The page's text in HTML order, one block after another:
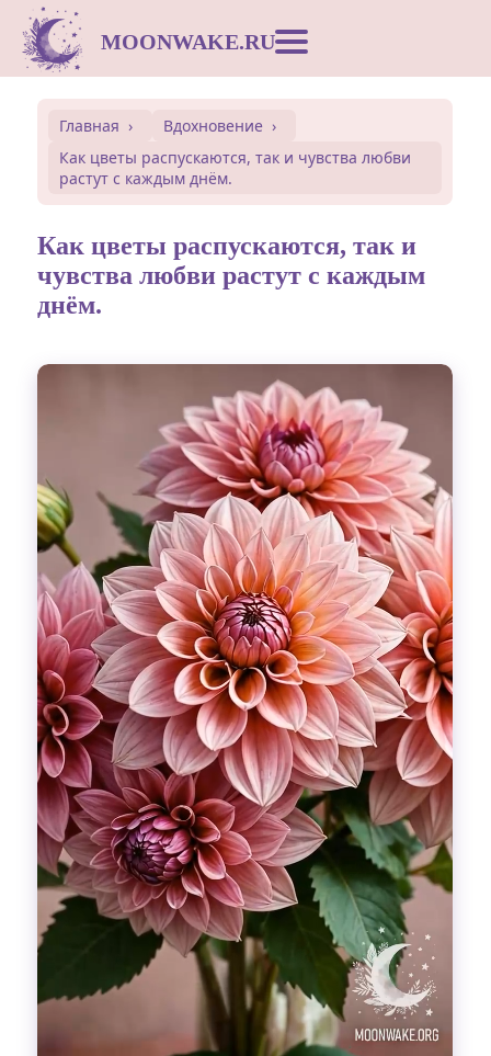
MOONWAKE.RU
Сонник
Открытки
Совместимость
Символы
Гадания
Красоты!
Fashion
Главная
Вдохновение
Как цветы распускаются, так и чувства любви
растут с каждым днём.
Как цветы распускаются, так и
чувства любви растут с каждым
днём.
Выдох